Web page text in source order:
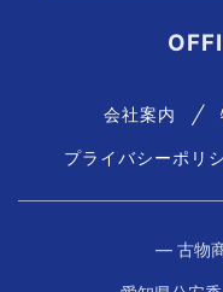
会社案内
プライバシーポリ
― 古物